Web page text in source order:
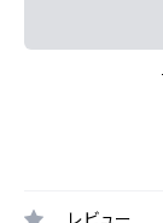
レビュー